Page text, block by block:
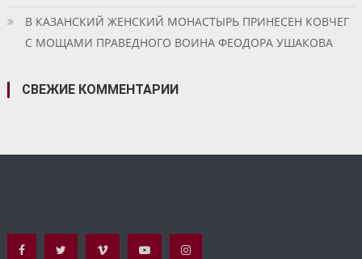
В КАЗАНСКИЙ ЖЕНСКИЙ МОНАСТЫРЬ ПРИНЕСЕН КОВЧЕГ
С МОЩАМИ ПРАВЕДНОГО ВОИНА ФЕОДОРА УШАКОВА
СВЕЖИЕ КОММЕНТАРИИ